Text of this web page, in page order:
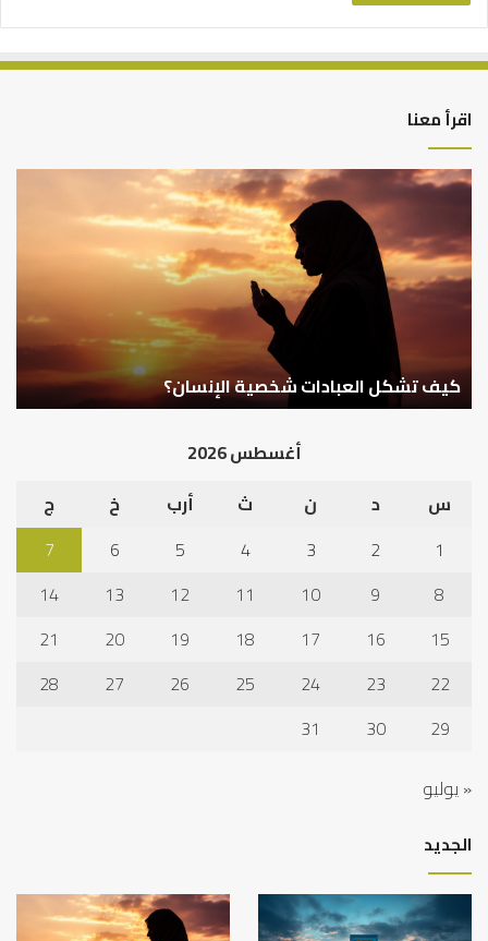
اقرأ معنا
أهم
عدم
استجابة
الدعاء
أهم أسباب عدم استجابة الدعاء
بن
أغسطس 2026
س
د ن ث أرب خ
ج
1
2
3
4
5
6
7
8
9
10
11
12
13
14
15
16
17
18
19
20
21
22
23
24
25
26
27
28
29
30
31
« يوليو
الجديد